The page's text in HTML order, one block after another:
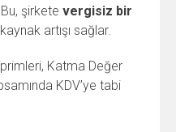
şirkete vergisiz bir
artışı sağlar.
Katma Değer
KDV’ye tabi